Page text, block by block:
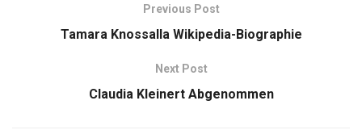
Previous Post
Tamara Knossalla Wikipedia-Biographie
Next Post
Claudia Kleinert Abgenommen